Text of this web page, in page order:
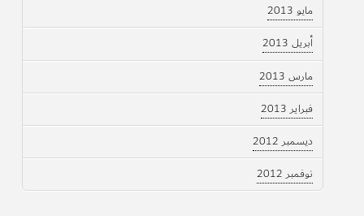
مايو 2013
أبريل 2013
مارس 2013
فبراير 2013
ديسمبر 2012
نوفمبر 2012